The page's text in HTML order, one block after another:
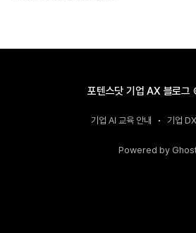
포텐스닷 기업 AX 블로그
기업 AI 교육 안내 기업
Powered by